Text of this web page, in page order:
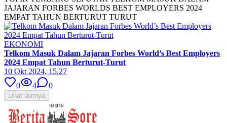
JAJARAN FORBES WORLDS BEST EMPLOYERS 2024
EMPAT TAHUN BERTURUT TURUT
EKONOMI
Telkom Masuk Dalam Jajaran Forbes World’s Best Employers
2024 Empat Tahun Berturut-Turut
10 Okt 2024, 15.27
0
4 0
Lihat lainnya